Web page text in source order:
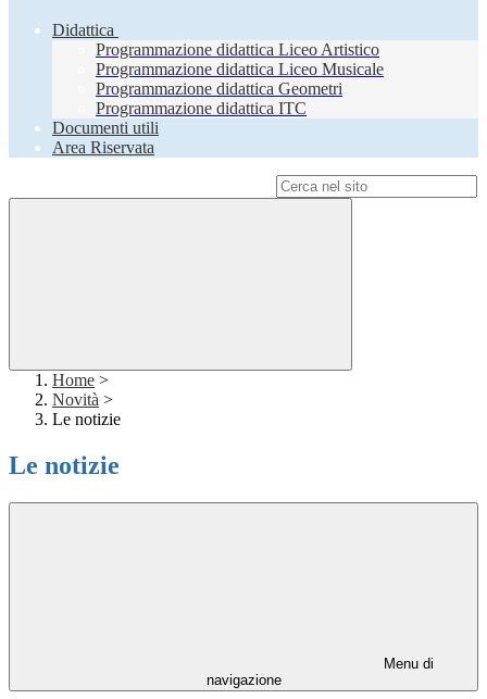
Didattica
Programmazione didattica Liceo Artistico
Programmazione didattica Liceo Musicale
Programmazione didattica Geometri
Programmazione didattica ITC
Documenti utili
Area Riservata
Home >
Novità >
Le notizie
Le notizie
Menu di
navigazione